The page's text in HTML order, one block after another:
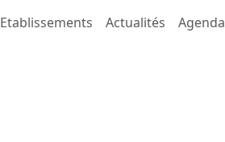
Etablissements Actualités Agenda